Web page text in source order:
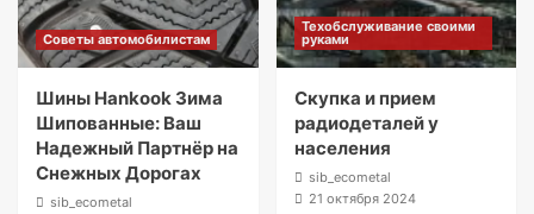
Советы автомобилистам
Шины Hankook Зима
Шипованные: Ваш
Надежный Партнёр на
Снежных Дорогах
sib_ecometal
Техобслуживание своими
руками
Скупка и прием
радиодеталей у
населения
sib_ecometal
21 октября 2024